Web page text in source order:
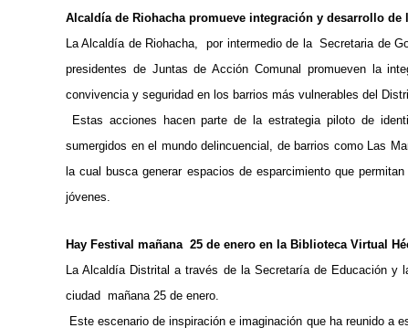
Alcaldía de Riohacha promueve integración y desarrollo
La Alcaldía de Riohacha, por intermedio de la Secretaria de
presidentes de Juntas de Acción Comunal promueven la
convivencia y seguridad en los barrios más vulnerables del
Estas acciones hacen parte de la estrategia piloto de
sumergidos en el mundo delincuencial, de barrios como Las
la cual busca generar espacios de esparcimiento que
jóvenes.
Hay Festival mañana 25 de enero en la Biblioteca Virtual
La Alcaldía Distrital a través de la Secretaría de Educación
ciudad mañana 25 de enero.
Este escenario de inspiración e imaginación que ha reunido a